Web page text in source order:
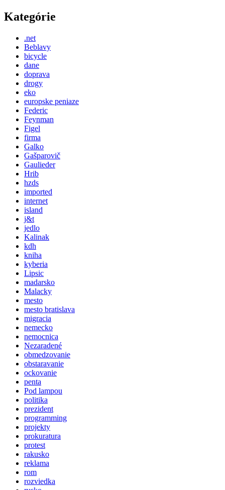
Kategórie
.net
Beblavy
bicycle
dane
doprava
drogy
eko
europske peniaze
Federic
Feynman
Figel
firma
Galko
Gašparovič
Gaulieder
Hrib
hzds
imported
internet
island
j&t
jedlo
Kalinak
kdh
kniha
kyberia
Lipsic
madarsko
Malacky
mesto
mesto bratislava
migracia
nemecko
nemocnica
Nezaradené
obmedzovanie
obstaravanie
ockovanie
penta
Pod lampou
politika
prezident
programming
projekty
prokuratura
protest
rakusko
reklama
rom
rozviedka